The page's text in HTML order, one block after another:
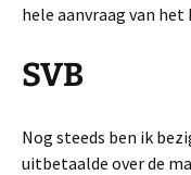
hele aanvraag van
SVB
Nog steeds ben ik
uitbetaalde over de